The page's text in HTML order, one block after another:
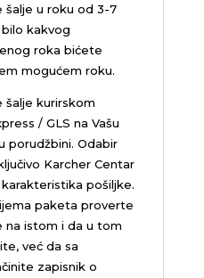
šalje u roku od 3-7
bilo kakvog
roka bićete
mogućem roku.
šalje kurirskom
/ GLS na Vašu
porudžbini. Odabir
Karcher Centar
pošiljke.
paketa proverte
na istom i da u tom
već da sa
zapisnik o